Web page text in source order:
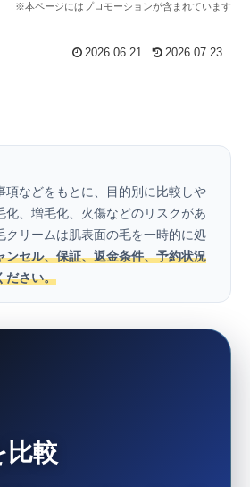
※本ページにはプロモーションが含まれています
2026.06.21 2026.07.23
などをもとに、目的別に比較しや
、増毛化、火傷などのリスクがあ
クリームは肌表面の毛を一時的に処
セル、保証、返金条件、予約状況
ださい。
比較